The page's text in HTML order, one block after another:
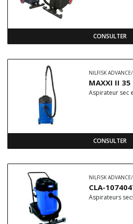
CONSULTER
NILFISK
MAXXI II 35
Aspirateur sec
CONSULTER
NILFISK
CLA-
Aspirateurs